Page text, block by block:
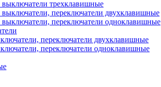
выключатели трехклавишные
переключатели двухклавишные
переключатели одноклавишные
переключатели двухклавишные
переключатели одноклавишные